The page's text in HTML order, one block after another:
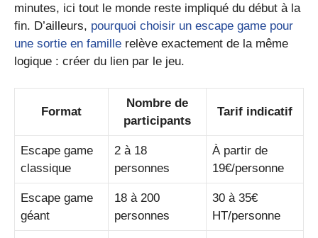
minutes, ici tout le monde reste impliqué du début à la
fin. D’ailleurs, pourquoi choisir un escape game pour
une sortie en famille relève exactement de la même
logique : créer du lien par le jeu.
Format
Nombre de
participants
Tarif indicatif
Escape game
classique
2 à 18
personnes
À partir de
19€/personne
Escape game
géant
18 à 200
personnes
30 à 35€
HT/personne